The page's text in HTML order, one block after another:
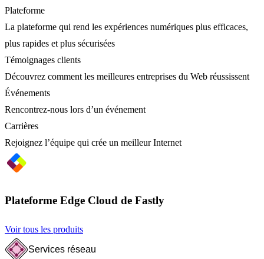
Plateforme
La plateforme qui rend les expériences numériques plus efficaces,
plus rapides et plus sécurisées
Témoignages clients
Découvrez comment les meilleures entreprises du Web réussissent
Événements
Rencontrez-nous lors d’un événement
Carrières
Rejoignez l’équipe qui crée un meilleur Internet
Plateforme Edge Cloud de Fastly
Voir tous les produits
Services réseau